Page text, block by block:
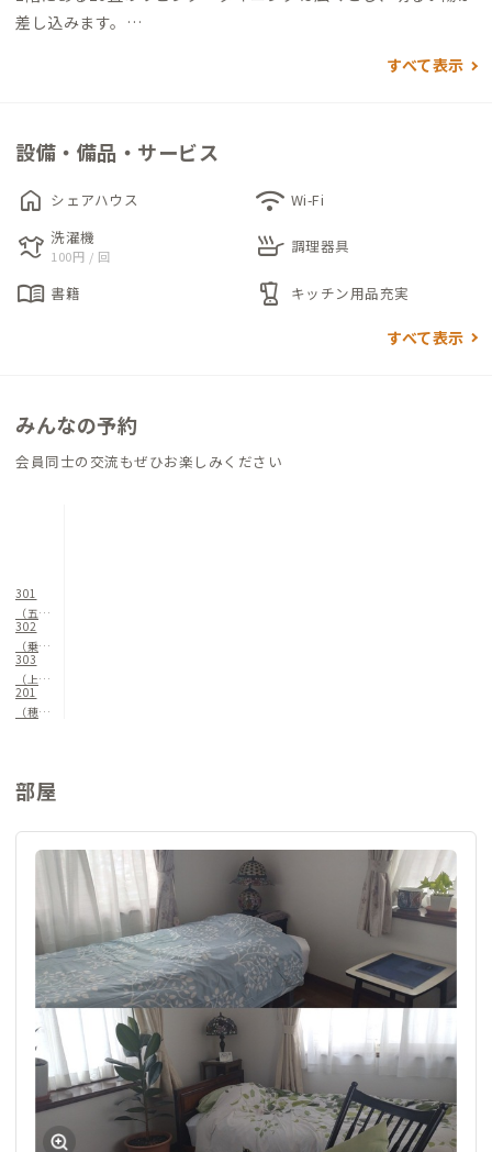
差し込みます。
ながら、パラソルの下でシェアハウス住人と交流を楽しめます。
家の中にコワーキングスペースもあるため、交流を楽しみなが
ら仕事をしたい方にもおすすめです。
シェアハウスでは、イベントを開催しています。
月2回開催の子ども食堂や週1回開催されているみんなのカフェ
では、地域住民が集まる機会となっています。
すべて表示
設備・備品・サービス
home シェアハウス wifi Wi-Fi
laundry 洗濯機
100円 / 回 skillet 調理器具
menu_book 書籍 blender キッチン用品充実
すべて表示
みんなの予約
会員同士の交流もぜひお楽しみください
301
（五色
ヶ原）
302
（乗
鞍）
303
（上高
地）
201
（穂
部屋